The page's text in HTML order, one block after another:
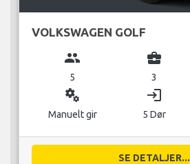
VOLKSWAGEN GOLF
group
5
business_center
3
miscellaneous_services
Manuelt gir
login
5 Dør
SE DETALJER...